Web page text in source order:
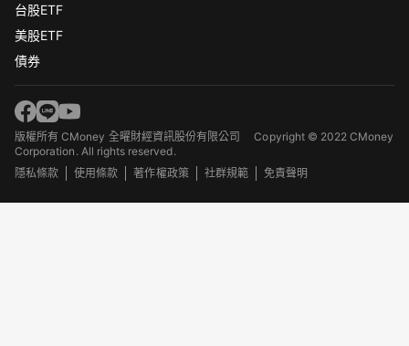
台股ETF
美股ETF
債券
版權所有 CMoney 全曜財經資訊股份有限公司Copyright © 2022 CMoney
Corporation. All rights reserved.
隱私條款
使用條款 著作權政策 社群規範 免責聲明